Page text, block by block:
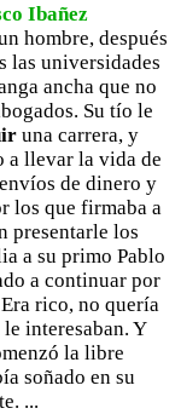
Ibañez
hombre, después
las universidades
ancha que no
Su tío le
una carrera, y
a llevar la vida de
de dinero y
los que firmaba a
presentarle los
a su primo Pablo
a continuar por
rico, no quería
interesaban. Y
la libre
soñado en su
...